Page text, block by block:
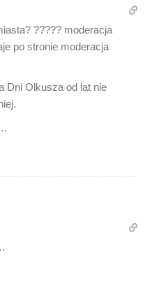
????? moderacja
po stronie moderacja
Dni Olkusza od lat nie